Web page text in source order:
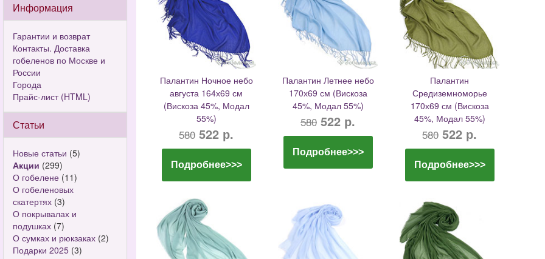
Информация
Гарантии и возврат
Контакты. Доставка
гобеленов по Москве и
России
Города
Прайс-лист (HTML)
Статьи
Новые статьи (5)
Акции (299)
О гобелене (11)
О гобеленовых
скатертях (3)
О покрывалах и
подушках (7)
О сумках и рюкзаках (2)
Подарки 2025 (3)
Палантин Ночное небо
августа 164х69 см
(Вискоза 45%, Модал
55%)
580 522 р.
Подробнее>>>
Палантин Летнее небо
170х69 см (Вискоза
45%, Модал 55%)
580 522 р.
Подробнее>>>
Палантин
Средиземноморье
170х69 см (Вискоза
45%, Модал 55%)
580 522 р.
Подробнее>>>